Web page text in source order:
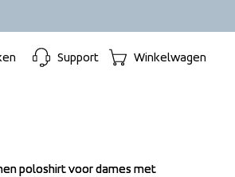
Support Winkelwagen
poloshirt voor dames met
poloshirt voor dames met